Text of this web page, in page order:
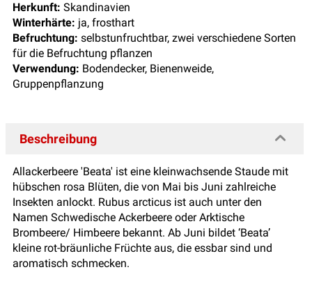
Herkunft: Skandinavien
Winterhärte: ja, frosthart
Befruchtung: selbstunfruchtbar, zwei verschiedene Sorten
für die Befruchtung pflanzen
Verwendung: Bodendecker, Bienenweide,
Gruppenpflanzung
Beschreibung
Allackerbeere 'Beata' ist eine kleinwachsende Staude mit
hübschen rosa Blüten, die von Mai bis Juni zahlreiche
Insekten anlockt. Rubus arcticus ist auch unter den
Namen Schwedische Ackerbeere oder Arktische
Brombeere/ Himbeere bekannt. Ab Juni bildet ‘Beata’
kleine rot-bräunliche Früchte aus, die essbar sind und
aromatisch schmecken.